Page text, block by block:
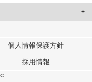
合わせたコンテンツや広告の
に提供しています。
ナーに提供した他の情報や、
きに収集した他の情報を組み
個人情報保護方針
採用情報